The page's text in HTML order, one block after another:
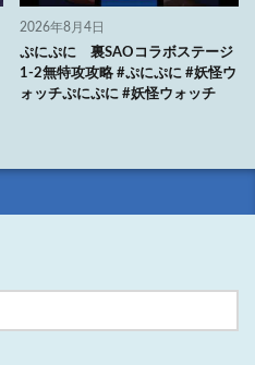
2026年8月4日
ぷにぷに 裏SAOコラボステージ
1-2無特攻攻略 #ぷにぷに #妖怪ウ
ォッチぷにぷに #妖怪ウォッチ